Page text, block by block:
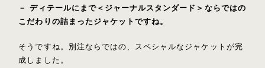
－ ディテールにまで＜ジャーナルスタンダード＞ならではの
こだわりの詰まったジャケットですね。
そうですね。別注ならではの、スペシャルなジャケットが完
成しました。